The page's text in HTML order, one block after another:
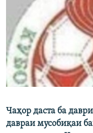
ГУЗОРИШҲОИ РАДИОӢ
Русский
ПАЙГИРӢ КУНЕД
Ҳамаи сомонаҳои
Чаҳор даста ба
давраи мусобиқаи